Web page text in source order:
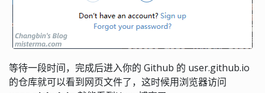
等待一段时间，完成后进入你的 Github 的 user.github.io
的仓库就可以看到网页文件了，这时候用浏览器访问